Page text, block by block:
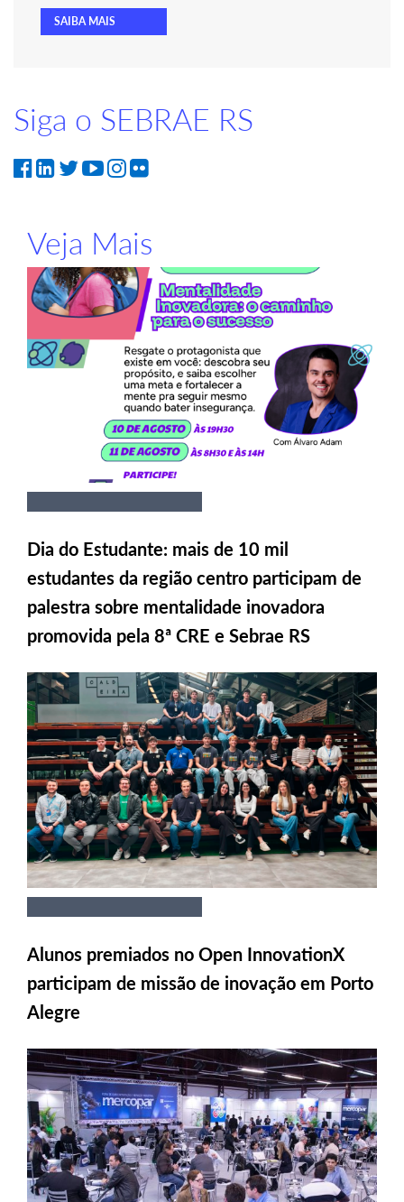
SAIBA MAIS
Siga o SEBRAE RS
Veja Mais
Dia do Estudante: mais de 10 mil
estudantes da região centro participam de
palestra sobre mentalidade inovadora
promovida pela 8ª CRE e Sebrae RS
Alunos premiados no Open InnovationX
participam de missão de inovação em Porto
Alegre